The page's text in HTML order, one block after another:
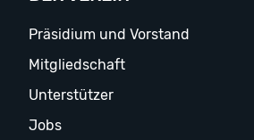
Präsidium und Vorstand
Mitgliedschaft
Unterstützer
Jobs